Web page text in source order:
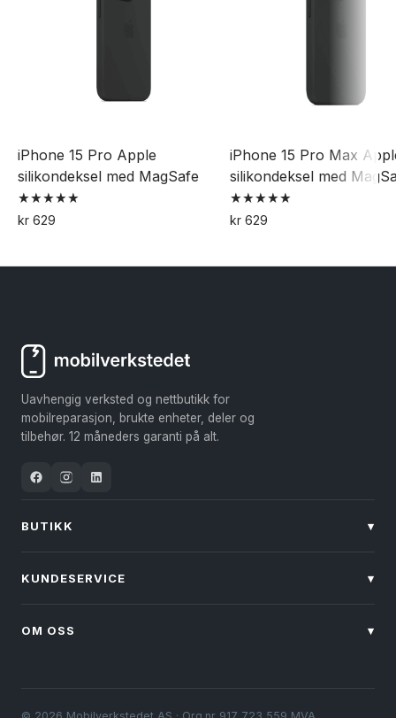
iPhone 15 Pro Apple
silikondeksel med MagSafe
Vurdert
5.00
kr 629
produktet
Alternativene
kan
velges
på
iPhone 15 Pro Max
silikondeksel med
Vurdert
5.00
kr629
produktet
Uavhengig verksted og nettbutikk for
mobilreparasjon, brukte enheter, deler og
tilbehør. 12 måneders garanti på alt.
BUTIKK ▾
KUNDESERVICE ▾
OM OSS ▾